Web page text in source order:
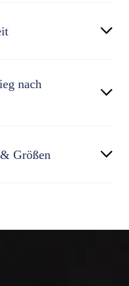
nach
Größen